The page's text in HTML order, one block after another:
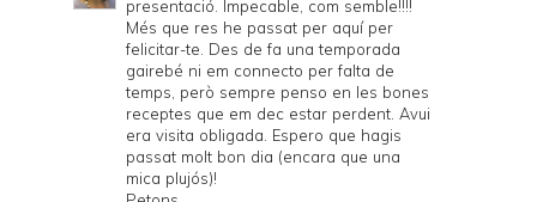
presentació. Impecable, com semble!!!!
Més que res he passat per aquí per
felicitar-te. Des de fa una temporada
gairebé ni em connecto per falta de
temps, però sempre penso en les bones
receptes que em dec estar perdent. Avui
era visita obligada. Espero que hagis
passat molt bon dia (encara que una
mica plujós)!